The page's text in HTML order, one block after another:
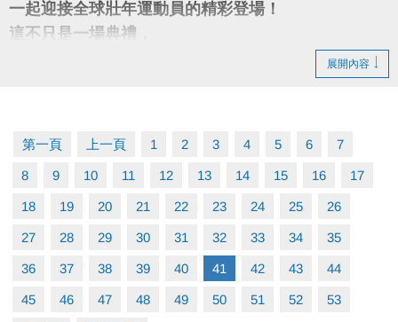
一起迎接全球壯年運動員的精彩登場！
這不只是一場典禮，
日期｜5/17(六)19：00
購票三大好康一次拿
周邊商品9折 — 購票同時加購官方周邊，
輕鬆入手紀
念好物！
百家特約優惠 — 憑票證享，家大巨蛋周邊特約店家專
東京來回機票抽獎 — 購票即獲抽獎資格，幸運之神可
展開內容
第一頁 上一頁 1 2 3 4 5 6 7
8 9 10 11 12 13 14 15 16 17
18 19 20 21 22 23 24 25 26
27 28 29 30 31 32 33 34 35
36 37 38 39 40 41 42 43 44
45 46 47 48 49 50 51 52 53